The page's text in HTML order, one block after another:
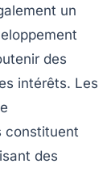
un
des
intérêts. Les
constituent
des